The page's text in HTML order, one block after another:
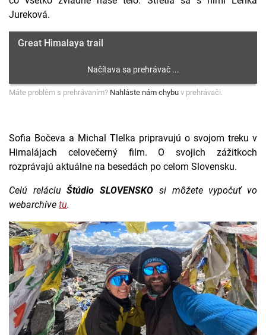
Jureková.
Great Himalaya trail
Máte problém s prehrávaním? Nahláste nám chybu v prehrávači.
Sofia Bočeva a Michal Tlelka pripravujú o svojom treku v
Himalájach celovečerný film. O svojich zážitkoch
rozprávajú aktuálne na besedách po celom Slovensku.
Celú reláciuŠtúdio SLOVENSKO si môžete vypočuť vo
webarchíve tu.